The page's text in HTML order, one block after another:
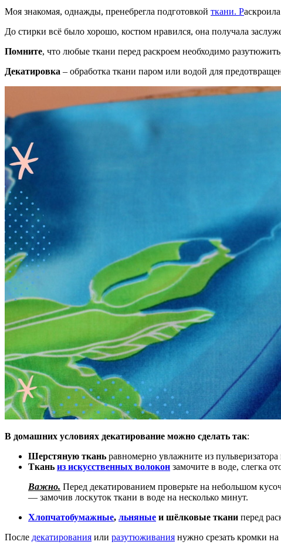
Моя знакомая, однажды, пренебрегла подготовкой ткани. Р
До стирки всё было хорошо, костюм нравился, она получала
Помните, что любые ткани перед раскроем необходимо
Декатировка – обработка ткани паром или водой для
В домашних условиях декатирование можно сделать так:
Шерстяную ткань равномерно увлажните из
Ткань из искусственных волокон замочите в воде, слегка
Важно. Перед декатированием проверьте на небольшом
— замочив лоскуток ткани в воде на несколько минут.
Хлопчатобумажные, льняные и шёлковые ткани перед
После декатирования или разутюживания нужно срезать кромки